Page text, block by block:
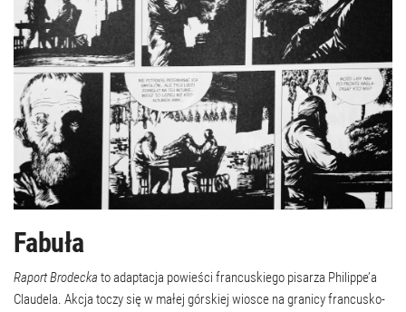
Fabuła
Raport Brodecka to adaptacja powieści francuskiego pisarza Philippe’a
Claudela. Akcja toczy się w małej górskiej wiosce na granicy francusko-